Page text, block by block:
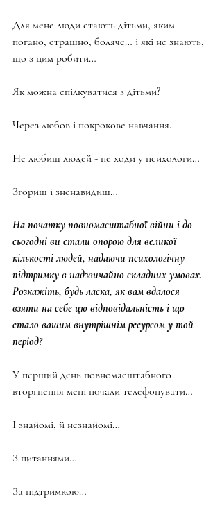
Для мене люди стають дітьми, яким
погано, страшно, боляче… і які не знають,
що з цим робити…
Як можна спілкуватися з дітьми?
Через любов і покрокове навчання.
Не любиш людей - не ходи у психологи…
Згориш і зненавидиш…
На початку повномасштабної війни і до
сьогодні ви стали опорою для великої
кількості людей, надаючи психологічну
підтримку в надзвичайно складних умовах.
Розкажіть, будь ласка, як вам вдалося
взяти на себе цю відповідальність і що
стало вашим внутрішнім ресурсом у той
період?
У перший день повномасштабного
вторгнення мені почали телефонувати…
І знайомі, й незнайомі…
З питаннями…
За підтримкою…